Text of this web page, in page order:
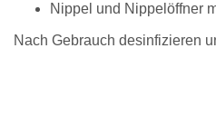
Nippel und Nippelöffner
Nach Gebrauch desinfizieren